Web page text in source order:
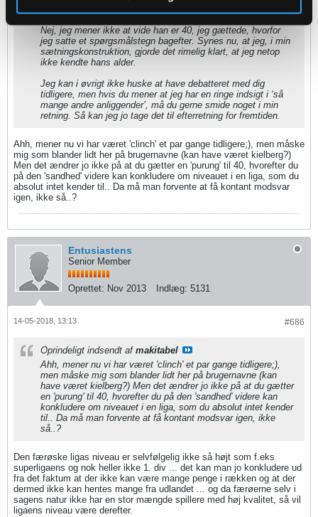
Oprindeligt indsendt afmckellberg
Nej, jeg mener ikke at vide han er 40, jeg gættede, hvorfor
jeg satte et spørgsmålstegn bagefter. Synes nu, at jeg, i min
sætningskonstruktion, gjorde det rimelig klart, at jeg netop
ikke kendte hans alder.
Jeg kan i øvrigt ikke huske at have debatteret med dig
tidligere, men hvis du mener at jeg har en ringe indsigt i ‘så
mange andre anliggender’, må du gerne smide noget i min
retning. Så kan jeg jo tage det til efterretning for fremtiden.
Ahh, mener nu vi har været 'clinch' et par gange tidligere;), men måske
mig som blander lidt her på brugernavne (kan have været kielberg?)
Men det ændrer jo ikke på at du gætter en 'purung' til 40, hvorefter du
på den 'sandhed' videre kan konkludere om niveauet i en liga, som du
absolut intet kender til.. Da må man forvente at få kontant modsvar
igen, ikke så..?
Entusiastens
Senior Member
Oprettet: Nov 2013 Indlæg: 5131
#686
14-05-2018, 13:13
Oprindeligt indsendt af makitabel
Ahh, mener nu vi har været 'clinch' et par gange tidligere;),
men måske mig som blander lidt her på brugernavne (kan
have været kielberg?) Men det ændrer jo ikke på at du gætter
en 'purung' til 40, hvorefter du på den 'sandhed' videre kan
konkludere om niveauet i en liga, som du absolut intet kender
til.. Da må man forvente at få kontant modsvar igen, ikke
så..?
Den færøske ligas niveau er selvfølgelig ikke så højt som f.eks
superligaens og nok heller ikke 1. div ... det kan man jo konkludere ud
fra det faktum at der ikke kan være mange penge i rækken og at der
dermed ikke kan hentes mange fra udlandet ... og da færøerne selv i
sagens natur ikke har en stor mængde spillere med høj kvalitet, så vil
ligaens niveau være derefter.